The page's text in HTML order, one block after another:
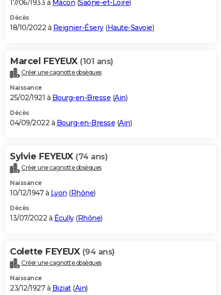
17/06/1933 à Mâcon (Saône-et-Loire)
Décès
18/10/2022 à Reignier-Ésery(Haute-Savoie)
Marcel FEYEUX (101 ans)
Créer une cagnotte obsèques
Naissance
25/02/1921 à Bourg-en-Bresse (Ain)
Décès
04/09/2022 à Bourg-en-Bresse (Ain)
Sylvie FEYEUX (74 ans)
Créer une cagnotte obsèques
Naissance
10/12/1947 à Lyon (Rhône)
Décès
13/07/2022 à Écully(Rhône)
Colette FEYEUX (94 ans)
Créer une cagnotte obsèques
Naissance
23/12/1927 à Biziat(Ain)